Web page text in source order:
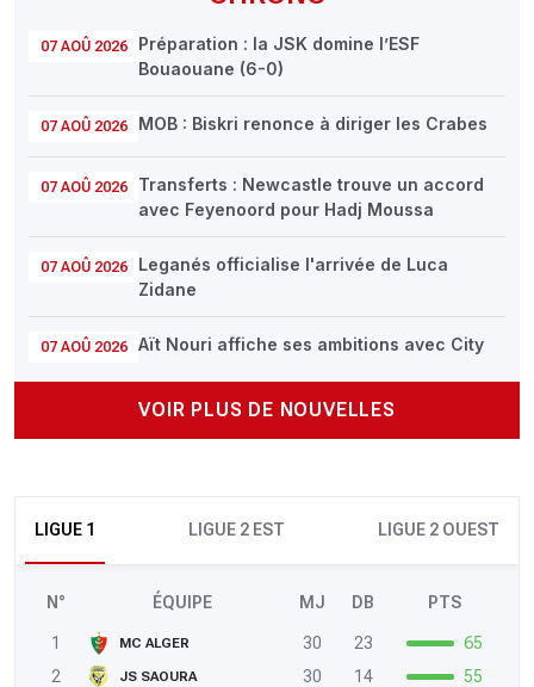
07 AOÛ 2026
Préparation : la JSK domine l’ESF
Bouaouane (6-0)
07 AOÛ 2026 MOB : Biskri renonce à diriger les Crabes
07 AOÛ 2026
Transferts : Newcastle trouve un accord
avec Feyenoord pour Hadj Moussa
07 AOÛ 2026
Leganés officialise l'arrivée de Luca
Zidane
07 AOÛ 2026 Aït Nouri affiche ses ambitions avec City
VOIR PLUS DE NOUVELLES
LIGUE 1 LIGUE 2 EST LIGUE 2 OUEST
N° ÉQUIPE MJ DB PTS
1 MC ALGER 30 23
65
2
JS SAOURA 30 14
55